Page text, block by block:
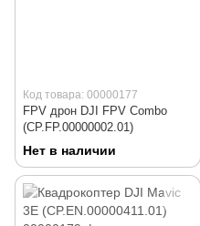
Код товара: 00000177
FPV дрон DJI FPV Combo
(CP.FP.00000002.01)
Нет в наличии